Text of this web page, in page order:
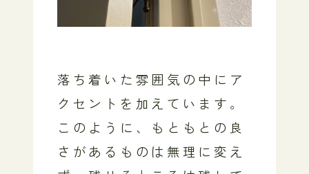
落ち着いた雰囲気の中にア
クセントを加えています。
このように、もともとの良
さがあるものは無理に変え